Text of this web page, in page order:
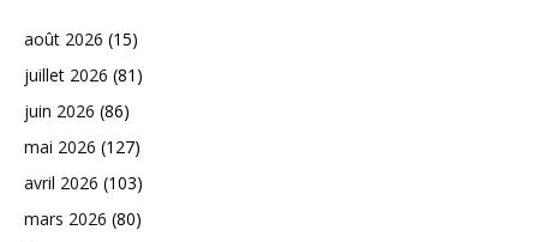
août 2026 (15)
juillet 2026 (81)
juin 2026 (86)
mai 2026 (127)
avril 2026 (103)
mars 2026 (80)